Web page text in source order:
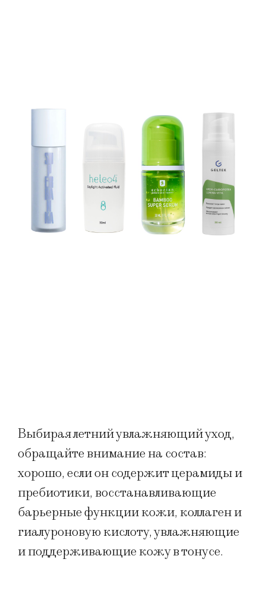
Выбирая летний увлажняющий уход,
обращайте внимание на состав:
хорошо, если он содержит церамиды и
пребиотики, восстанавливающие
барьерные функции кожи, коллаген и
гиалуроновую кислоту, увлажняющие
и поддерживающие кожу в тонусе.